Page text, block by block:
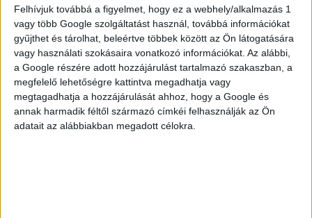
Felhívjuk továbbá a figyelmet, hogy ez a webhely/alkalmazás 1
vagy több Google szolgáltatást használ, továbbá információkat
gyűjthet és tárolhat, beleértve többek között az Ön látogatására
vagy használati szokásaira vonatkozó információkat. Az alábbi,
a Google részére adott hozzájárulást tartalmazó szakaszban, a
megfelelő lehetőségre kattintva megadhatja vagy
megtagadhatja a hozzájárulását ahhoz, hogy a Google és
annak harmadik féltől származó címkéi felhasználják az Ön
adatait az alábbiakban megadott célokra.